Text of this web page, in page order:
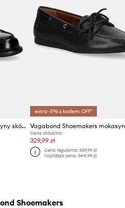
Vagabond Shoemakers mokasyny skórzane LINN
extra -5% z kodem: OFF*
Cena aktualna:
329,99 zł
Cena regularna: 539,99 zł
Najniższa cena: 344,99 zł
Shoemakers